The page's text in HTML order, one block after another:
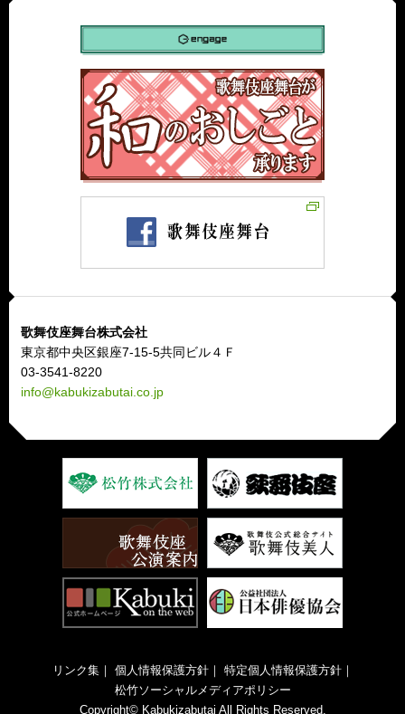
歌舞伎座舞台株式会社
東京都中央区銀座7-15-5共同ビル４Ｆ
03-3541-8220
info@kabukizabutai.co.jp
リンク集｜ 個人情報保護方針｜ 特定個人情報保護方針｜
松竹ソーシャルメディアポリシー
Copyright© Kabukizabutai All Rights Reserved.